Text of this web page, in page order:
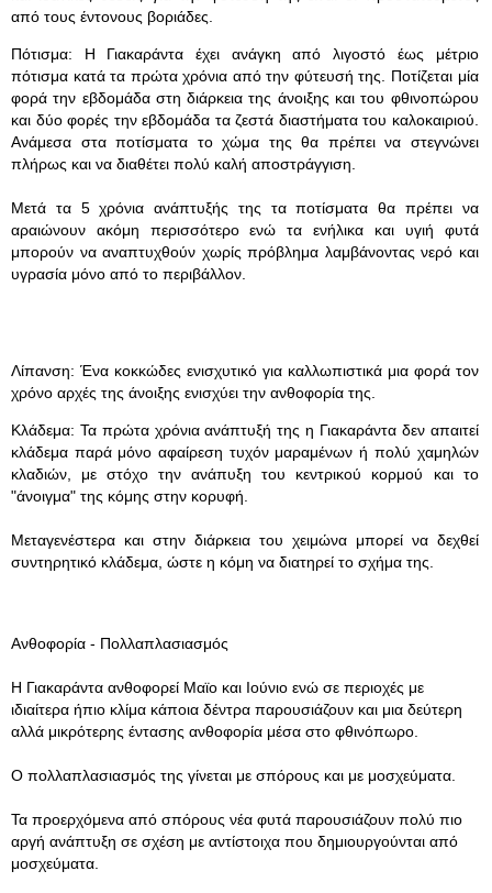
από τους έντονους βοριάδες.
Πότισμα: Η Γιακαράντα έχει ανάγκη από λιγοστό έως μέτριο
πότισμα κατά τα πρώτα χρόνια από την φύτευσή της. Ποτίζεται μία
φορά την εβδομάδα στη διάρκεια της άνοιξης και του φθινοπώρου
και δύο φορές την εβδομάδα τα ζεστά διαστήματα του καλοκαιριού.
Ανάμεσα στα ποτίσματα το χώμα της θα πρέπει να στεγνώνει
πλήρως και να διαθέτει πολύ καλή αποστράγγιση.
Μετά τα 5 χρόνια ανάπτυξής της τα ποτίσματα θα πρέπει να
αραιώνουν ακόμη περισσότερο ενώ τα ενήλικα και υγιή φυτά
μπορούν να αναπτυχθούν χωρίς πρόβλημα λαμβάνοντας νερό και
υγρασία μόνο από το περιβάλλον.
Λίπανση: Ένα κοκκώδες ενισχυτικό για καλλωπιστικά μια φορά τον
χρόνο αρχές της άνοιξης ενισχύει την ανθοφορία της.
Κλάδεμα: Τα πρώτα χρόνια ανάπτυξή της η Γιακαράντα δεν απαιτεί
κλάδεμα παρά μόνο αφαίρεση τυχόν μαραμένων ή πολύ χαμηλών
κλαδιών, με στόχο την ανάπυξη του κεντρικού κορμού και το
"άνοιγμα" της κόμης στην κορυφή.
Μεταγενέστερα και στην διάρκεια του χειμώνα μπορεί να δεχθεί
συντηρητικό κλάδεμα, ώστε η κόμη να διατηρεί το σχήμα της.
Ανθοφορία - Πολλαπλασιασμός
Η Γιακαράντα ανθοφορεί Μαϊο και Ιούνιο ενώ σε περιοχές με
ιδιαίτερα ήπιο κλίμα κάποια δέντρα παρουσιάζουν και μια δεύτερη
αλλά μικρότερης έντασης ανθοφορία μέσα στο φθινόπωρο.
Ο πολλαπλασιασμός της γίνεται με σπόρους και με μοσχεύματα.
Τα προερχόμενα από σπόρους νέα φυτά παρουσιάζουν πολύ πιο
αργή ανάπτυξη σε σχέση με αντίστοιχα που δημιουργούνται από
μοσχεύματα.